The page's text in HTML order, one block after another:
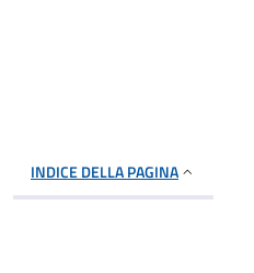
INDICE DELLA PAGINA